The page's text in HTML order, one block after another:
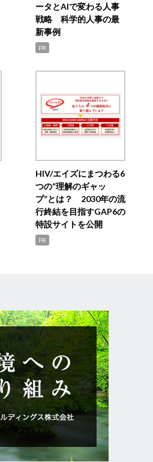
ータとAIで変わる人事
戦略 科学的人事の最
新事例
PR
HIV/エイズにまつわる6
つの“理解のギャッ
プ”とは？ 2030年の流
行終結を目指すGAP6の
特設サイトを公開
PR